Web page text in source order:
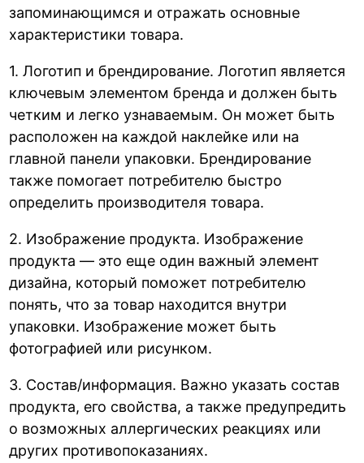
запоминающимся и отражать основные
характеристики товара.
1. Логотип и брендирование. Логотип является
ключевым элементом бренда и должен быть
четким и легко узнаваемым. Он может быть
расположен на каждой наклейке или на
главной панели упаковки. Брендирование
также помогает потребителю быстро
определить производителя товара.
2. Изображение продукта. Изображение
продукта — это еще один важный элемент
дизайна, который поможет потребителю
понять, что за товар находится внутри
упаковки. Изображение может быть
фотографией или рисунком.
3. Состав/информация. Важно указать состав
продукта, его свойства, а также предупредить
о возможных аллергических реакциях или
других противопоказаниях.